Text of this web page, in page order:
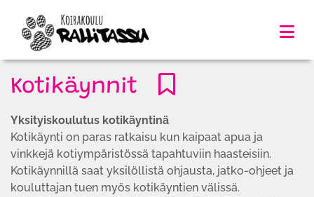
Kotikäynnit
Yksityiskoulutus kotikäyntinä
Kotikäynti on paras ratkaisu kun kaipaat apua ja
vinkkejä kotiympäristössä tapahtuviin haasteisiin.
Kotikäynnillä saat yksilöllistä ohjausta, jatko-ohjeet ja
kouluttajan tuen myös kotikäyntien välissä.